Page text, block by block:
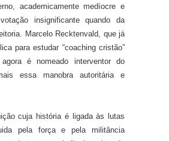
academicamente medíocre e
insignificante quando da
Marcelo Recktenvald, que já
para estudar “coaching cristão”
é nomeado interventor do
essa manobra autoritária e
cuja história é ligada às lutas
pela força e pela militância